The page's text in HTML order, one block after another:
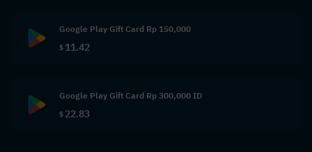
Google Play Gift Card Rp 150,000
$ 11.42
Google Play Gift Card Rp 300,000 ID
$ 22.83